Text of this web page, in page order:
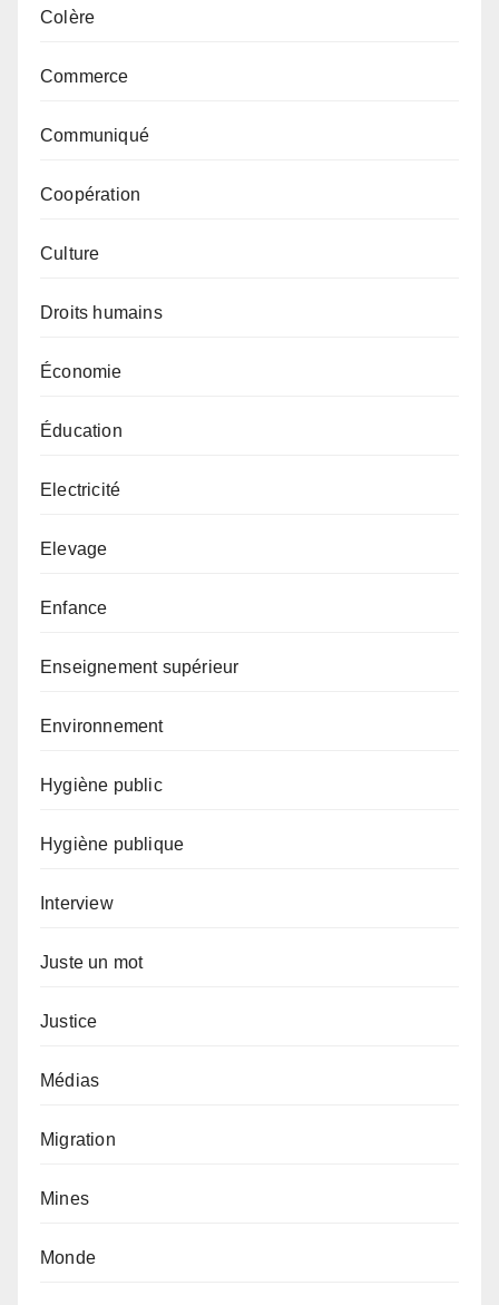
Colère
Commerce
Communiqué
Coopération
Culture
Droits humains
Économie
Éducation
Electricité
Elevage
Enfance
Enseignement supérieur
Environnement
Hygiène public
Hygiène publique
Interview
Juste un mot
Justice
Médias
Migration
Mines
Monde